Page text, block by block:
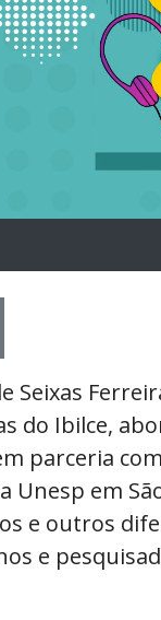
Seixas
do Ibilce,
parceria
Unesp em
e outros
e